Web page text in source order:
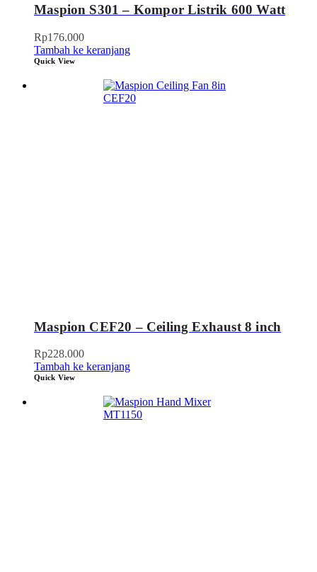
Maspion S301 – Kompor Listrik 600 Watt
Rp176.000
Tambah ke keranjang
Quick View
Maspion CEF20 – Ceiling Exhaust 8 inch
Rp228.000
Tambah ke keranjang
Quick View